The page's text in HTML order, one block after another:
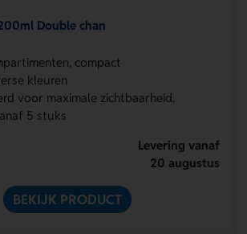
Double chan
compact
kleuren
voor maximale zichtbaarheid.
5 stuks
Levering vanaf
20 augustus
BEKIJK PRODUCT